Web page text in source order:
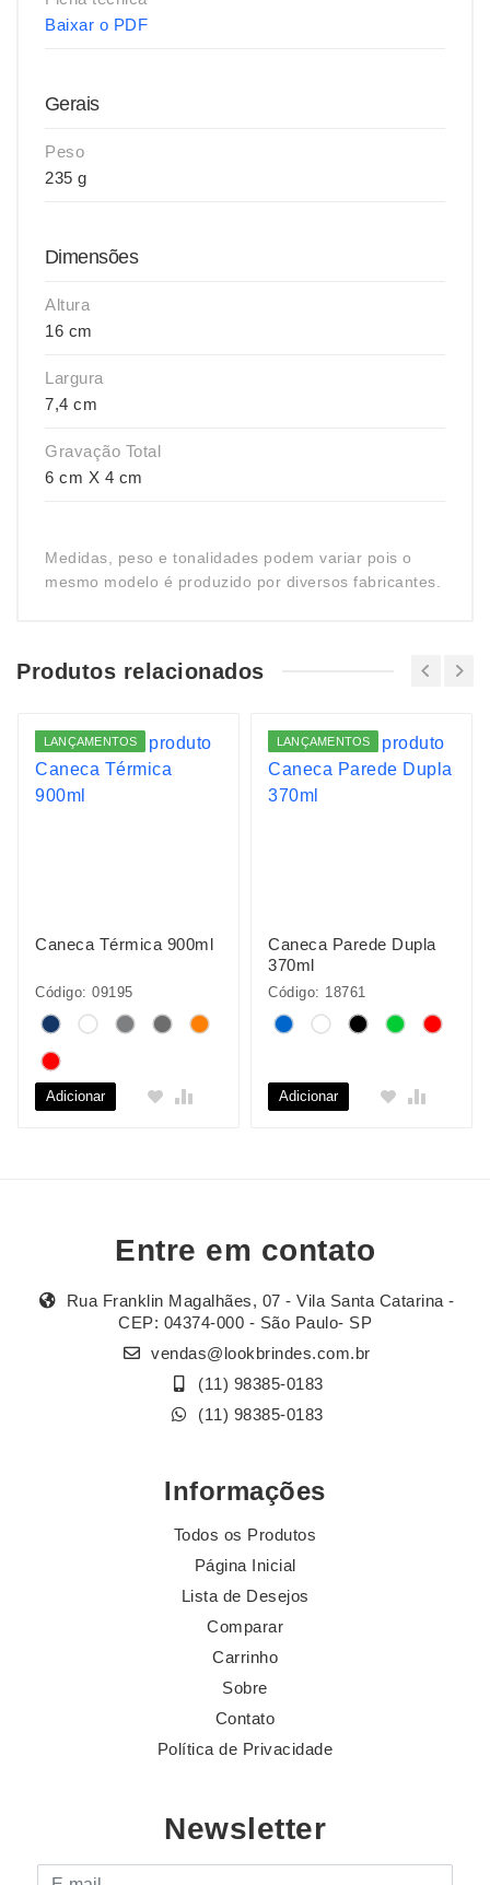
Baixar o PDF
Gerais
Peso
235 g
Dimensões
Altura
16 cm
Largura
7,4 cm
Gravação Total
6 cm X 4 cm
Medidas, peso e tonalidades podem variar pois o
mesmo modelo é produzido por diversos fabricantes.
Produtos relacionados
LANÇAMENTOS
Caneca Térmica 900ml
Código: 09195
Adicionar
LANÇAMENTOS
Caneca Parede Dupla
370ml
Código: 18761
Adicionar
Entre em contato
Rua Franklin Magalhães, 07 - Vila Santa Catarina -
CEP: 04374-000 - São Paulo- SP
vendas@lookbrindes.com.br
(11) 98385-0183
(11) 98385-0183
Informações
Todos os Produtos
Página Inicial
Lista de Desejos
Comparar
Carrinho
Sobre
Contato
Política de Privacidade
Newsletter
E-mail